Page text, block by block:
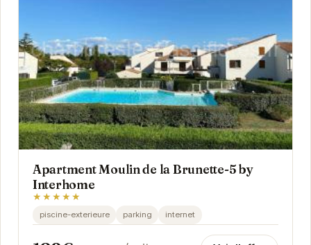
Apartment Moulin de la Brunette-5 by
Interhome
★★★★★
piscine-exterieure parking internet